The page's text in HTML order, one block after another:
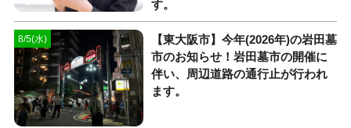
す。
8/5(水)
【東大阪市】今年(2026年)の岩田墓
市のお知らせ！岩田墓市の開催に
伴い、周辺道路の通行止が行われ
ます。